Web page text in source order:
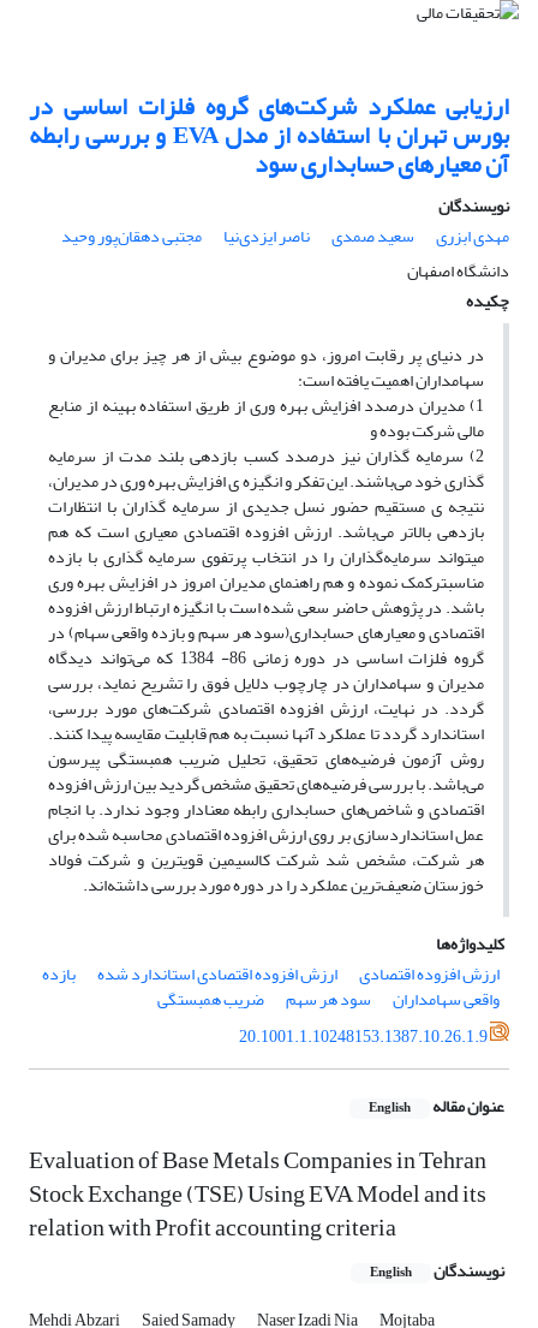
ارزیابی عملکرد شرکت‌های گروه فلزات اساسی در
بورس تهران با استفاده از مدل EVA و بررسی رابطه
آن معیارهای حسابداری سود
نویسندگان
مهدی ابزری
سعید صمدی ناصر ایزدی‌نیا
مجتبی دهقان‌پور وحید
دانشگاه اصفهان
چکیده
در دنیای پر رقابت امروز، دو موضوع بیش از هر چیز برای مدیران و
سهامداران اهمیت یافته است:
1) مدیران درصدد افزایش بهره وری از طریق استفاده بهینه از منابع
مالی شرکت بوده و
2) سرمایه گذاران نیز درصدد کسب بازدهی بلند مدت از سرمایه
گذاری خود می‌باشند. این تفکر و انگیزه ی افزایش بهره وری در مدیران،
نتیجه ی مستقیم حضور نسل جدیدی از سرمایه گذاران با انتظارات
بازدهی بالاتر می‌باشد. ارزش افزوده اقتصادی معیاری است که هم
میتواند سرمایه‌گذاران را در انتخاب پرتفوی سرمایه گذاری با بازده
مناسبترکمک نموده و هم راهنمای مدیران امروز در افزایش بهره وری
باشد. در پژوهش حاضر سعی شده است با انگیزه ارتباط ارزش افزوده
اقتصادی و معیارهای حسابداری(سود هر سهم و بازده واقعی سهام) در
گروه فلزات اساسی در دوره زمانی 86- 1384 که می‌تواند دیدگاه
مدیران و سهامداران در چارچوب دلایل فوق را تشریح نماید، بررسی
گردد. در نهایت، ارزش افزوده اقتصادی شرکت‌های مورد بررسی،
استاندارد گردد تا عملکرد آنها نسبت به هم قابلیت مقایسه پیدا کنند.
روش آزمون فرضیه‌های تحقیق، تحلیل ضریب همبستگی پیرسون
می‌باشد. با بررسی فرضیه‌های تحقیق مشخص گردید بین ارزش افزوده
اقتصادی و شاخص‌های حسابداری رابطه معنادار وجود ندارد. با انجام
عمل استانداردسازی بر روی ارزش افزوده اقتصادی محاسبه شده برای
هر شرکت، مشخص شد شرکت کالسیمین قویترین و شرکت فولاد
خوزستان ضعیف‌ترین عملکرد را در دوره مورد بررسی داشته‌اند.
کلیدواژه‌ها
ارزش افزوده اقتصادی
ارزش افزوده اقتصادی استاندارد شده بازده
واقعی سهامداران سود هر سهم
ضریب همبستگی
20.1001.1.10248153.1387.10.26.1.9
عنوان مقاله English
Evaluation of Base Metals Companies in Tehran
Stock Exchange (TSE) Using EVA Model and its
relation with Profit accounting criteria
نویسندگان English
Mehdi Abzari Saied Samady Naser Izadi Nia Mojtaba